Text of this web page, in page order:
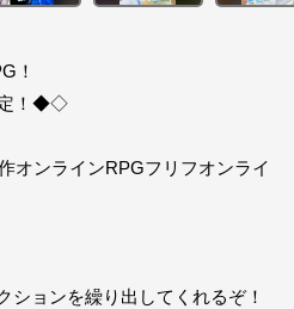
！
定！◆◇
オンラインRPGフリフオンライ
ションを繰り出してくれるぞ！